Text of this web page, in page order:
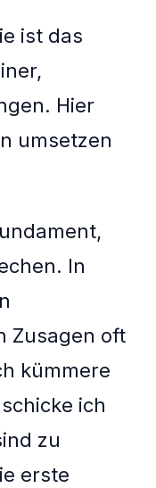
ist das
Hier
umsetzen
In
Zusagen oft
kümmere
ich
zu
erste